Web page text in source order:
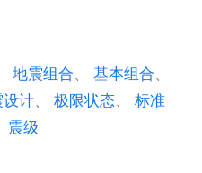
、地震组合 、基本组合
设计 极限状态
标准
震级